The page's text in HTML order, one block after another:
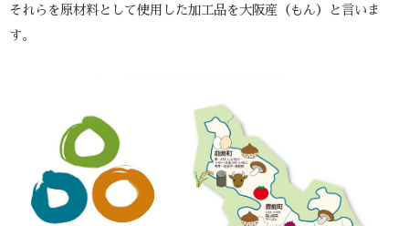
それらを原材料として使用した加工品を大阪産（もん）と言いま
す。